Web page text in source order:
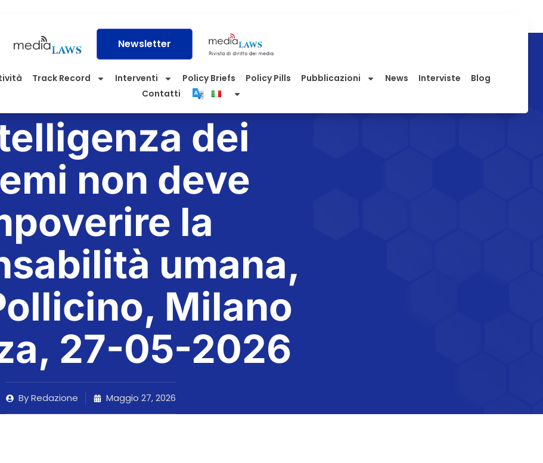
Newsletter
Track Record Interventi Policy Briefs Policy Pills Pubblicazioni News Interviste
Blog
Contatti
dei
non deve
la
umana,
Milano
27-05-2026
ByRedazione Maggio 27, 2026